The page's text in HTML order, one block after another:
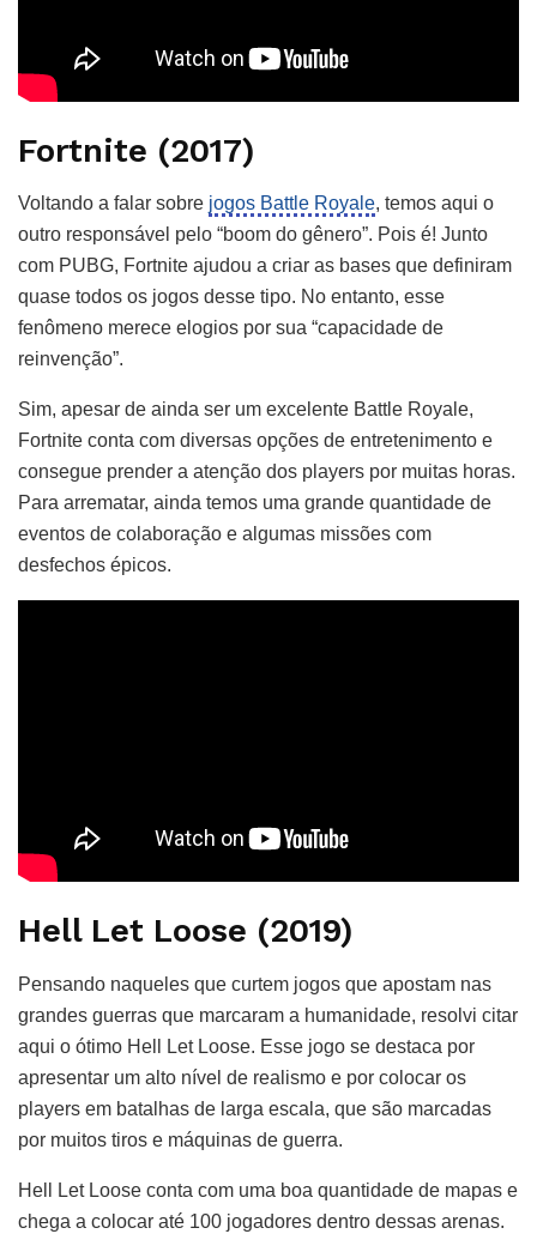
Fortnite (2017)
Voltando a falar sobre jogos Battle Royale, temos aqui o
outro responsável pelo “boom do gênero”. Pois é! Junto
com PUBG, Fortnite ajudou a criar as bases que definiram
quase todos os jogos desse tipo. No entanto, esse
fenômeno merece elogios por sua “capacidade de
reinvenção”.
Sim, apesar de ainda ser um excelente Battle Royale,
Fortnite conta com diversas opções de entretenimento e
consegue prender a atenção dos players por muitas horas.
Para arrematar, ainda temos uma grande quantidade de
eventos de colaboração e algumas missões com
desfechos épicos.
Hell Let Loose (2019)
Pensando naqueles que curtem jogos que apostam nas
grandes guerras que marcaram a humanidade, resolvi citar
aqui o ótimo Hell Let Loose. Esse jogo se destaca por
apresentar um alto nível de realismo e por colocar os
players em batalhas de larga escala, que são marcadas
por muitos tiros e máquinas de guerra.
Hell Let Loose conta com uma boa quantidade de mapas e
chega a colocar até 100 jogadores dentro dessas arenas.